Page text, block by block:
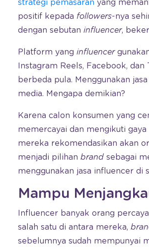
strategi pemasaran yang
positif kepada followers-nya
dengan sebutan influencer,
Platform yang influencer
Instagram Reels, Facebook,
berbeda pula. Menggunakan jasa
media. Mengapa demikian?
Karena calon konsumen yang
memercayai dan mengikuti
mereka rekomendasikan akan
menjadi pilihan brand sebagai
menggunakan jasa influencer di
Mampu
Influencer banyak orang
salah satu di antara mereka,
sebelumnya sudah mempunyai